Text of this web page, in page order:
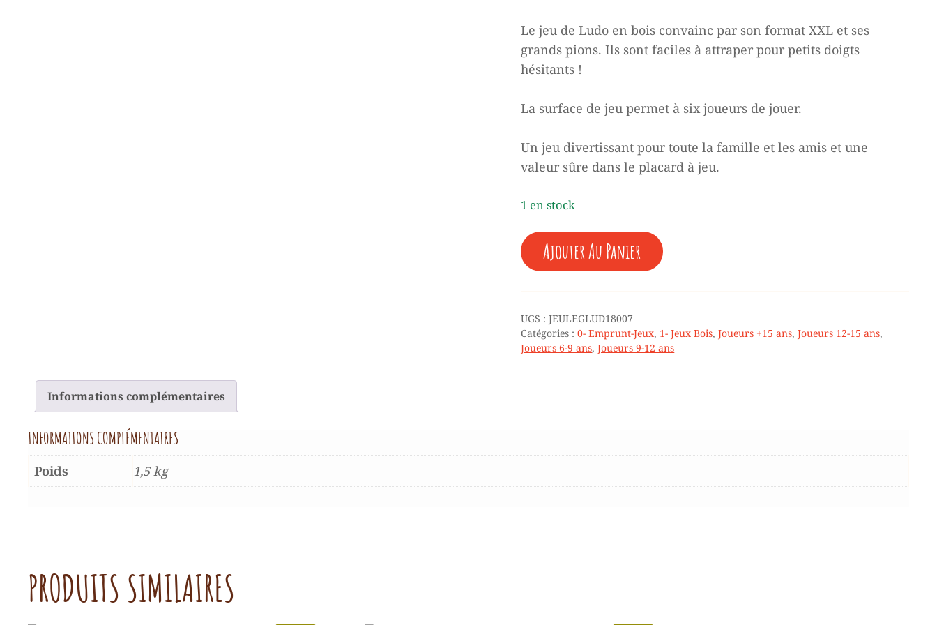
40,00 €.0,00 €.
Le jeu de Ludo en bois convainc par son format XXL et ses
grands pions. Ils sont faciles à attraper pour petits doigts
hésitants !
La surface de jeu permet à six joueurs de jouer.
Un jeu divertissant pour toute la famille et les amis et une
valeur sûre dans le placard à jeu.
1 en stock
QUANTITÉ
DE
LUDO
+
4
ANS
Ajouter Au Panier
UGS :JEULEGLUD18007
Catégories :0- Emprunt-Jeux, 1- Jeux Bois,Joueurs +15 ans,Joueurs 12-15 ans,
Joueurs 6-9 ans,Joueurs 9-12 ans
Informations complémentaires
INFORMATIONS COMPLÉMENTAIRES
Poids 1,5 kg
PRODUITS SIMILAIRES